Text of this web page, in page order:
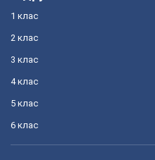
1 клас
2 клас
3 клас
4 клас
5 клас
6 клас